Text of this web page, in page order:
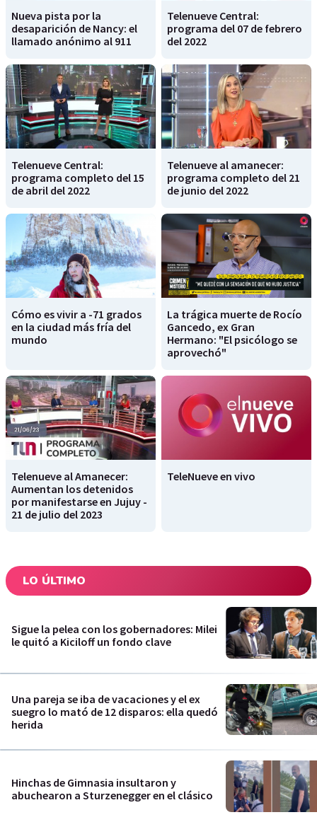
Nueva pista por la
desaparición de Nancy: el
llamado anónimo al 911
Telenueve Central:
programa del 07 de febrero
del 2022
Telenueve Central:
programa completo del 15
de abril del 2022
Telenueve al amanecer:
programa completo del 21
de junio del 2022
Cómo es vivir a -71 grados
en la ciudad más fría del
mundo
La trágica muerte de Rocío
Gancedo, ex Gran
Hermano: "El psicólogo se
aprovechó"
Telenueve al Amanecer:
Aumentan los detenidos
por manifestarse en Jujuy -
21 de julio del 2023
TeleNueve en vivo
LO ÚLTIMO
Sigue la pelea con los gobernadores: Milei
le quitó a Kiciloff un fondo clave
Una pareja se iba de vacaciones y el ex
suegro lo mató de 12 disparos: ella quedó
herida
Hinchas de Gimnasia insultaron y
abuchearon a Sturzenegger en el clásico